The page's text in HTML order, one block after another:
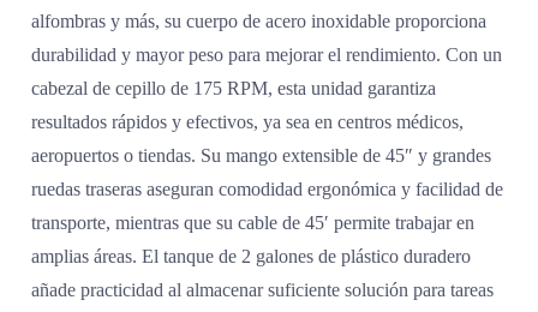
alfombras y más, su cuerpo de acero inoxidable proporciona
durabilidad y mayor peso para mejorar el rendimiento. Con un
cabezal de cepillo de 175 RPM, esta unidad garantiza
resultados rápidos y efectivos, ya sea en centros médicos,
aeropuertos o tiendas. Su mango extensible de 45″ y grandes
ruedas traseras aseguran comodidad ergonómica y facilidad de
transporte, mientras que su cable de 45′ permite trabajar en
amplias áreas. El tanque de 2 galones de plástico duradero
añade practicidad al almacenar suficiente solución para tareas